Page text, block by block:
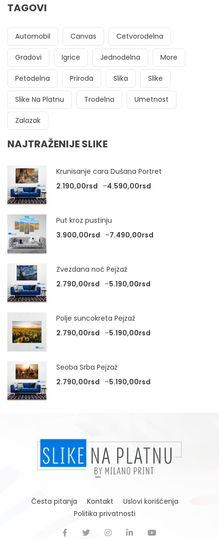
TAGOVI
Automobil Canvas Cetvorodelna
Gradovi Igrice Jednodelna More
Petodelna Priroda Slika Slike
Slike Na Platnu Trodelna Umetnost
Zalazak
NAJTRAŽENIJE SLIKE
Krunisanje cara Dušana Portret
2.190,00rsd –4.590,00rsd
Put kroz pustinju
3.900,00rsd –7.490,00rsd
Zvezdana noć Pejzaž
2.790,00rsd –5.190,00rsd
Polje suncokreta Pejzaž
2.790,00rsd –5.190,00rsd
Seoba Srba Pejzaž
2.790,00rsd –5.190,00rsd
Česta pitanja Kontakt
Uslovi korišćenja
Politika privatnosti